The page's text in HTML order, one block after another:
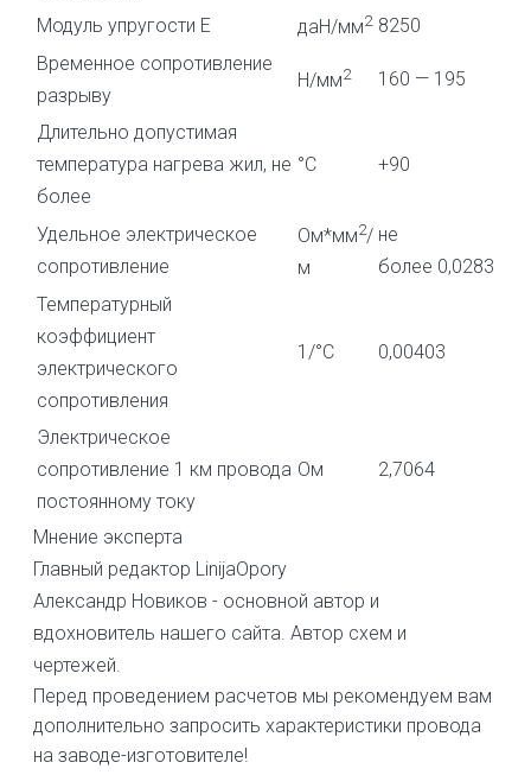
Модуль упругости E даН/мм2 8250
Временное сопротивление
разрыву
Н/мм2 160 — 195
Длительно допустимая
температура нагрева жил, не
более
°С +90
Удельное электрическое
сопротивление
Ом*мм2/
м
не
более 0,0283
Температурный
коэффициент
электрического
сопротивления
1/°С 0,00403
Электрическое
сопротивление 1 км провода
постоянному току
Ом 2,7064
Мнение эксперта
Главный редактор LinijaOpory
Александр Новиков - основной автор и
вдохновитель нашего сайта. Автор схем и
чертежей.
Перед проведением расчетов мы рекомендуем вам
дополнительно запросить характеристики провода
на заводе-изготовителе!